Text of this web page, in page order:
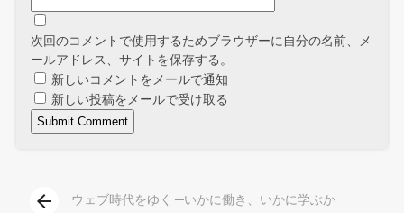
次回のコメントで使用するためブラウザーに自分の名前、メ
ールアドレス、サイトを保存する。
新しいコメントをメールで通知
新しい投稿をメールで受け取る
arrow_back
ウェブ時代をゆく ─いかに働き、いかに学ぶか